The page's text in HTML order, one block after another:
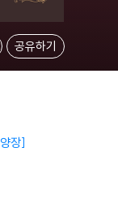
공유하기
양장